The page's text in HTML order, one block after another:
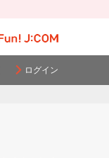
ログイン